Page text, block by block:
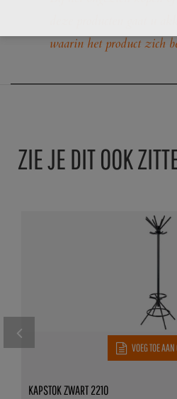
waarin het product zich
ZIE JE DIT OOK
VOEG TOE AAN
KAPSTOK ZWART 2210